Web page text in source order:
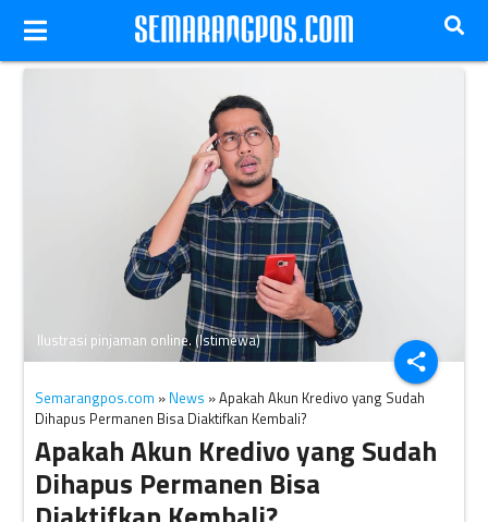
share
Ilustrasi pinjaman online. (Istimewa)
Semarangpos.com » News » Apakah Akun Kredivo yang Sudah
Dihapus Permanen Bisa Diaktifkan Kembali?
Apakah Akun Kredivo yang Sudah
Dihapus Permanen Bisa